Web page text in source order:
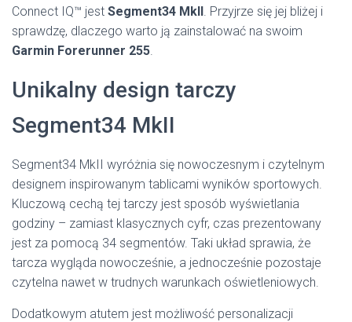
Connect IQ™ jest Segment34 MkII. Przyjrze się jej bliżej i
sprawdzę, dlaczego warto ją zainstalować na swoim
Garmin Forerunner 255.
Unikalny design tarczy
Segment34 MkII
Segment34 MkII wyróżnia się nowoczesnym i czytelnym
designem inspirowanym tablicami wyników sportowych.
Kluczową cechą tej tarczy jest sposób wyświetlania
godziny – zamiast klasycznych cyfr, czas prezentowany
jest za pomocą 34 segmentów. Taki układ sprawia, że
tarcza wygląda nowocześnie, a jednocześnie pozostaje
czytelna nawet w trudnych warunkach oświetleniowych.
Dodatkowym atutem jest możliwość personalizacji